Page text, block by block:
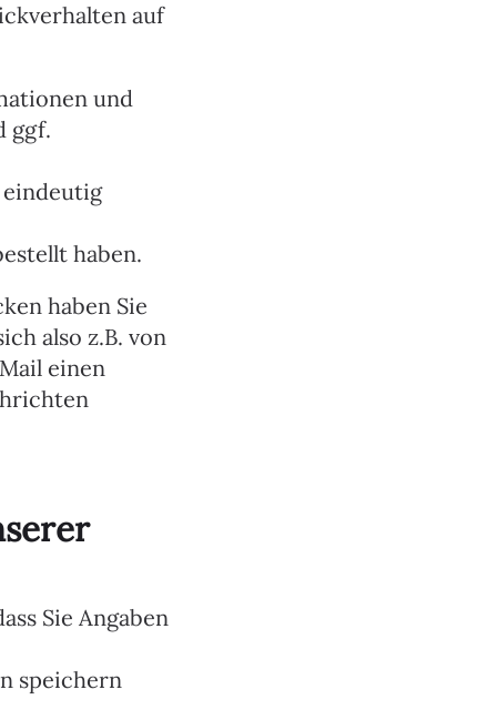
auf
und
ggf.
eindeutig
haben.
haben Sie
also z.B. von
einen
Sie Angaben
speichern